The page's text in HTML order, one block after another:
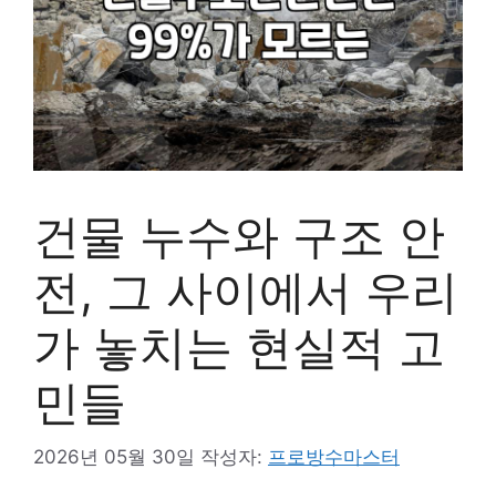
건물 누수와 구조 안
전, 그 사이에서 우리
가 놓치는 현실적 고
민들
2026년 05월 30일 작성자: 프로방수마스터